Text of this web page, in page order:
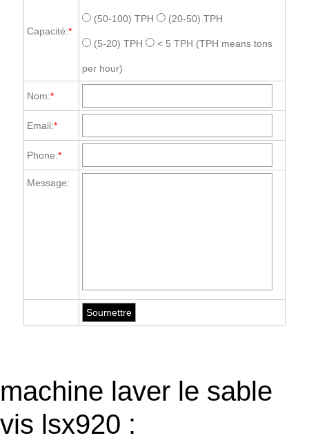
Capacité:*
(50-100) TPH (20-50) TPH
(5-20) TPH < 5 TPH (TPH means tons
per hour)
Nom:*
Email:*
Phone:*
Message:
machine laver le sable
vis lsx920 :